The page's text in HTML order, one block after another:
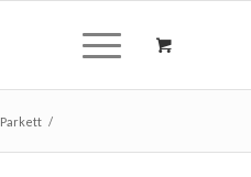
Parkett /